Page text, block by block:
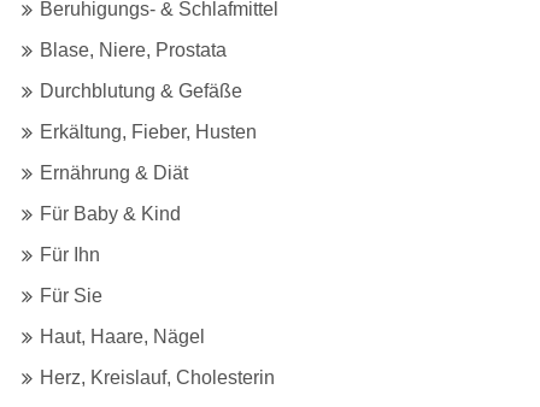
Beruhigungs- & Schlafmittel
Blase, Niere, Prostata
Durchblutung & Gefäße
Erkältung, Fieber, Husten
Ernährung & Diät
Für Baby & Kind
Für Ihn
Für Sie
Haut, Haare, Nägel
Herz, Kreislauf, Cholesterin